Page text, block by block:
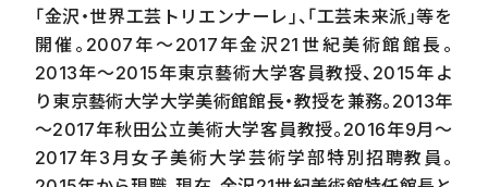
｢金沢・世界工芸トリエンナーレ｣、｢工芸未来派｣等を
開催。 2007 年～2017 年金沢 21 世紀美術館館長。
2013年～2015年東京藝術大学客員教授、 2015年よ
り東京藝術大学大学美術館館長・教授を兼務。 2013年
～2017年秋田公立美術大学客員教授。 2016年9月～
2017 年3 月女子美術大学芸術学部特別招聘教員。